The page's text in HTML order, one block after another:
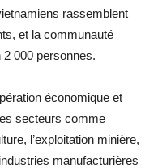
rassemblent
et la communauté
000 personnes.
économique et
secteurs comme
l’exploitation minière,
manufacturières